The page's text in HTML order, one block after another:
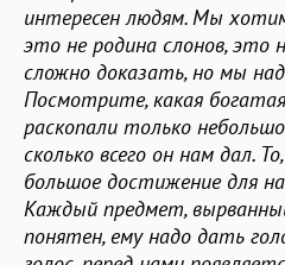
интересен людям. Мы
это не родина слонов, это
сложно доказать, но мы
Посмотрите, какая
раскопали только
сколько всего он нам дал.
большое достижение для
Каждый предмет,
понятен, ему надо дать